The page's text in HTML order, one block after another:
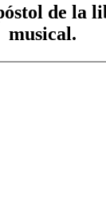
de la
musical.